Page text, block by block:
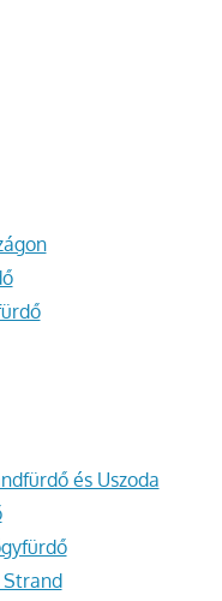
és Uszoda
Strand